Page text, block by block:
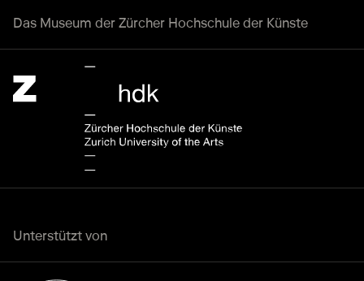
Das Museum der Zürcher Hochschule der Künste
Unterstützt von